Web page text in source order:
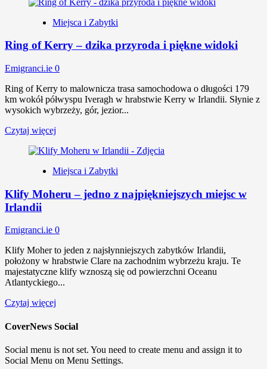
Miejsca i Zabytki
Ring of Kerry – dzika przyroda i piękne widoki
Emigranci.ie 0
Ring of Kerry to malownicza trasa samochodowa o długości 179
km wokół półwyspu Iveragh w hrabstwie Kerry w Irlandii. Słynie z
wysokich wybrzeży, gór, jezior...
Czytaj więcej
Miejsca i Zabytki
Klify Moheru – jedno z najpiękniejszych miejsc w
Irlandii
Emigranci.ie 0
Klify Moher to jeden z najsłynniejszych zabytków Irlandii,
położony w hrabstwie Clare na zachodnim wybrzeżu kraju. Te
majestatyczne klify wznoszą się od powierzchni Oceanu
Atlantyckiego...
Czytaj więcej
CoverNews Social
Social menu is not set. You need to create menu and assign it to
Social Menu on Menu Settings.